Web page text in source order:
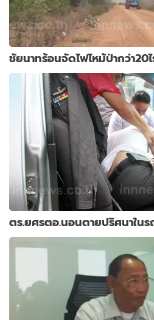
ชัยนาทร้อนจัดไฟไหม้ป่ากว่า20
ตร.ยศรตอ.นอนตายปริศนาใน